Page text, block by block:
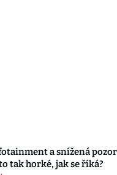
a snížená
tak horké, jak se říká?